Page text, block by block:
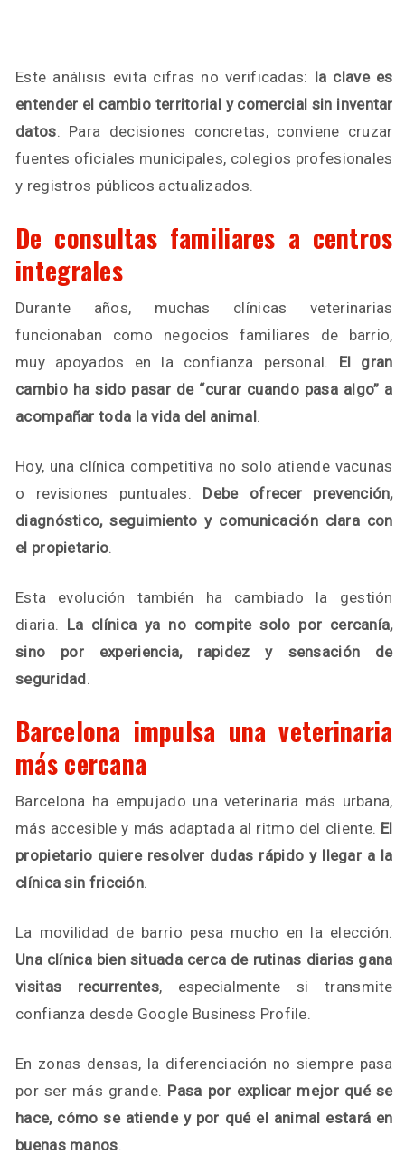
Este análisis evita cifras no verificadas: la clave es
entender el cambio territorial y comercial sin inventar
datos. Para decisiones concretas, conviene cruzar
fuentes oficiales municipales, colegios profesionales
y registros públicos actualizados.
De consultas familiares a centros
integrales
Durante años, muchas clínicas veterinarias
funcionaban como negocios familiares de barrio,
muy apoyados en la confianza personal. El gran
cambio ha sido pasar de “curar cuando pasa algo” a
acompañar toda la vida del animal.
Hoy, una clínica competitiva no solo atiende vacunas
o revisiones puntuales.
Debe ofrecer prevención,
diagnóstico, seguimiento y comunicación clara con
el propietario.
Esta evolución también ha cambiado la gestión
diaria. La clínica ya no compite solo por cercanía,
sino por experiencia, rapidez y sensación de
seguridad.
Barcelona impulsa una veterinaria
más cercana
Barcelona ha empujado una veterinaria más urbana,
más accesible y más adaptada al ritmo del cliente. El
propietario quiere resolver dudas rápido y llegar a la
clínica sin fricción.
La movilidad de barrio pesa mucho en la elección.
Una clínica bien situada cerca de rutinas diarias gana
visitas recurrentes, especialmente si transmite
confianza desde Google Business Profile.
En zonas densas, la diferenciación no siempre pasa
por ser más grande. Pasa por explicar mejor qué se
hace, cómo se atiende y por qué el animal estará en
buenas manos.